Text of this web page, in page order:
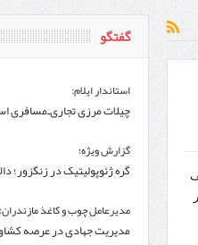
ایران و جمهوری آذربایجان ضرورت دارد
و صنایع دستی از استاندار اردبیل
اردبیل و مدیرعامل بانک سینا محقق شد؛
اتریشی از بحران در مرز مغرب و اسپانیا
گفتگو
استاندار ایلام:
چیلات مرزی تجاری‌ـ‌مسافری
گزارش ویژه؛
گره ژئوپولیتیک در زنگزور؛
مدیرعامل چوب و کاغذ مازندران:
مدیریت جهادی در عرصه